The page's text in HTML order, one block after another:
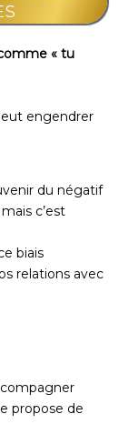
« tu
engendrer
du négatif
c’est
biais
relations avec
propose de